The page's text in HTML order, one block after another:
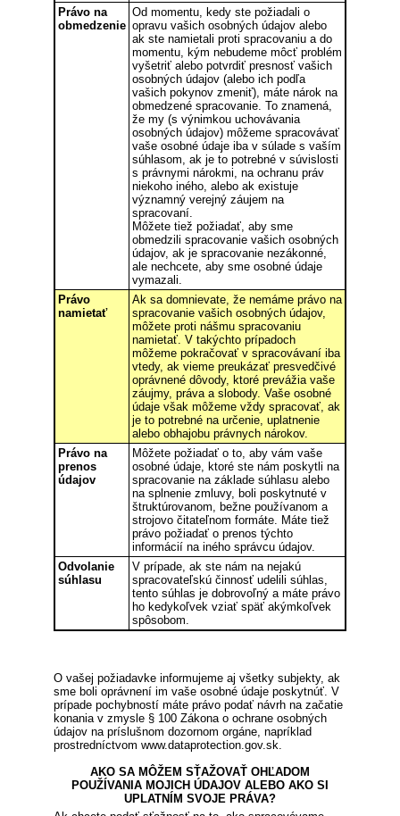
Právo na
obmedzenie
Od momentu, kedy ste požiadali o
opravu vašich osobných údajov alebo
ak ste namietali proti spracovaniu a do
momentu, kým nebudeme môcť problém
vyšetriť alebo potvrdiť presnosť vašich
osobných údajov (alebo ich podľa
vašich pokynov zmeniť), máte nárok na
obmedzené spracovanie. To znamená,
že my (s výnimkou uchovávania
osobných údajov) môžeme spracovávať
vaše osobné údaje iba v súlade s vaším
súhlasom, ak je to potrebné v súvislosti
s právnymi nárokmi, na ochranu práv
niekoho iného, alebo ak existuje
významný verejný záujem na
spracovaní.
Môžete tiež požiadať, aby sme
obmedzili spracovanie vašich osobných
údajov, ak je spracovanie nezákonné,
ale nechcete, aby sme osobné údaje
vymazali.
Právo
namietať
Ak sa domnievate, že nemáme právo na
spracovanie vašich osobných údajov,
môžete proti nášmu spracovaniu
namietať. V takýchto prípadoch
môžeme pokračovať v spracovávaní iba
vtedy, ak vieme preukázať presvedčivé
oprávnené dôvody, ktoré prevážia vaše
záujmy, práva a slobody. Vaše osobné
údaje však môžeme vždy spracovať, ak
je to potrebné na určenie, uplatnenie
alebo obhajobu právnych nárokov.
Právo na
prenos
údajov
Môžete požiadať o to, aby vám vaše
osobné údaje, ktoré ste nám poskytli na
spracovanie na základe súhlasu alebo
na splnenie zmluvy, boli poskytnuté v
štruktúrovanom, bežne používanom a
strojovo čitateľnom formáte. Máte tiež
právo požiadať o prenos týchto
informácií na iného správcu údajov.
Odvolanie
súhlasu
V prípade, ak ste nám na nejakú
spracovateľskú činnosť udelili súhlas,
tento súhlas je dobrovoľný a máte právo
ho kedykoľvek vziať späť akýmkoľvek
spôsobom.
O vašej požiadavke informujeme aj všetky subjekty, ak
sme boli oprávnení im vaše osobné údaje poskytnúť. V
prípade pochybností máte právo podať návrh na začatie
konania v zmysle § 100 Zákona o ochrane osobných
údajov na príslušnom dozornom orgáne, napríklad
prostredníctvom www.dataprotection.gov.sk.
AKO SA MÔŽEM SŤAŽOVAŤ OHĽADOM
POUŽÍVANIA MOJICH ÚDAJOV ALEBO AKO SI
UPLATNÍM SVOJE PRÁVA?